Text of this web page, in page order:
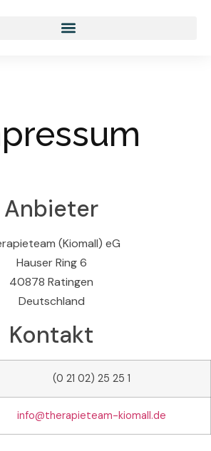
Anbieter
(Kiomall) eG
Hauser Ring 6
40878 Ratingen
Deutschland
Kontakt
(0 21 02) 25 25 1
info@therapieteam-kiomall.de